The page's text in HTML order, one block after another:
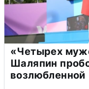
«Четырех
Шаляпин
возлюбленной